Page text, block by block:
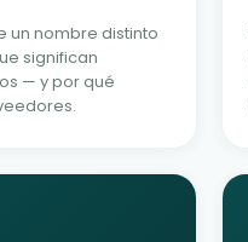
un nombre distinto
significan
— y por qué